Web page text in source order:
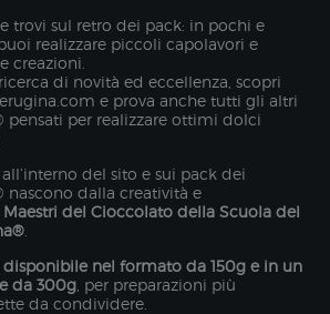
trovi sul retro dei pack: in pochi e
realizzare piccoli capolavori e
creazioni.
di novità ed eccellenza, scopri
e prova anche tutti gli altri
pensati per realizzare ottimi dolci
del sito e sui pack dei
dalla creatività e
Maestri del Cioccolato della Scuola del
disponibile nel formato da 150g e in un
da 300g , per preparazioni più
da condividere.